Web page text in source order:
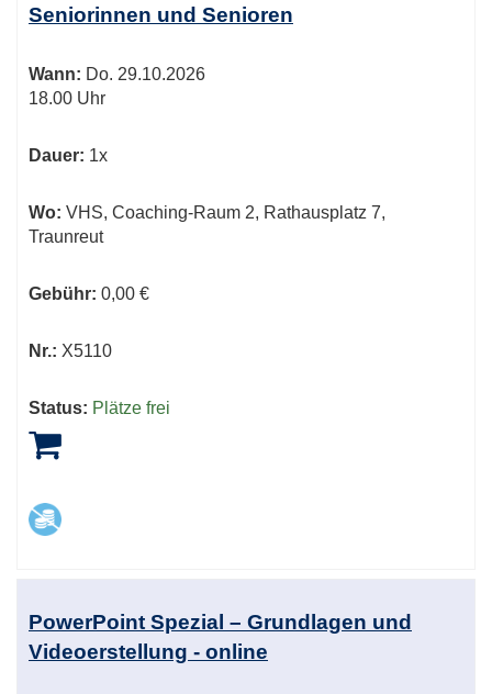
Seniorinnen und Senioren
Wann: Do. 29.10.2026
18.00 Uhr
Dauer: 1x
Wo: VHS, Coaching-Raum 2, Rathausplatz 7,
Traunreut
Gebühr: 0,00 €
Nr.: X5110
Status: Plätze frei
PowerPoint Spezial – Grundlagen und
Videoerstellung - online